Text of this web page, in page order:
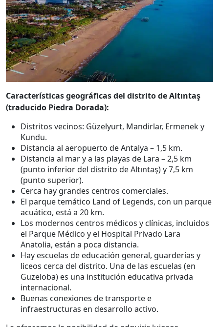
Características geográficas del distrito de Altıntaş
(traducido Piedra Dorada):
Distritos vecinos: Güzelyurt, Mandirlar, Ermenek y
Kundu.
Distancia al aeropuerto de Antalya – 1,5 km.
Distancia al mar y a las playas de Lara – 2,5 km
(punto inferior del distrito de Altıntaş) y 7,5 km
(punto superior).
Cerca hay grandes centros comerciales.
El parque temático Land of Legends, con un parque
acuático, está a 20 km.
Los modernos centros médicos y clínicas, incluidos
el Parque Médico y el Hospital Privado Lara
Anatolia, están a poca distancia.
Hay escuelas de educación general, guarderías y
liceos cerca del distrito. Una de las escuelas (en
Guzeloba) es una institución educativa privada
internacional.
Buenas conexiones de transporte e
infraestructuras en desarrollo activo.